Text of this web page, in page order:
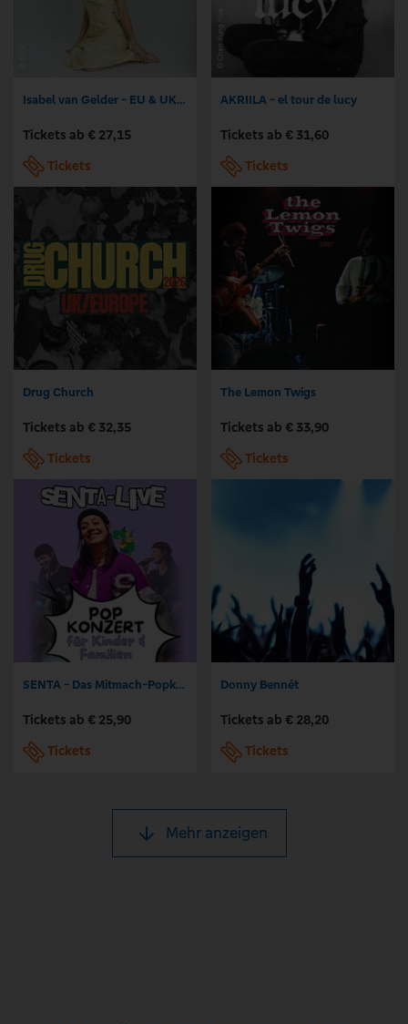
Isabel van Gelder - EU & UK Tour 2026
Tickets ab € 27,15
Tickets
AKRIILA - el tour de lucy
Tickets ab € 31,60
Tickets
Drug Church
Tickets ab € 32,35
Tickets
The Lemon Twigs
Tickets ab € 33,90
Tickets
SENTA - Das Mitmach-Popkonzert für die ganze Familie
Tickets ab € 25,90
Tickets
Donny Bennét
Tickets ab € 28,20
Tickets
Mehr anzeigen